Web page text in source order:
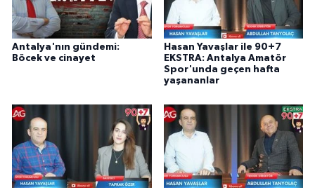
Antalya'nın gündemi:
Böcek ve cinayet
Hasan Yavaşlar ile 90+7
EKSTRA: Antalya Amatör
Spor'unda geçen hafta
yaşananlar